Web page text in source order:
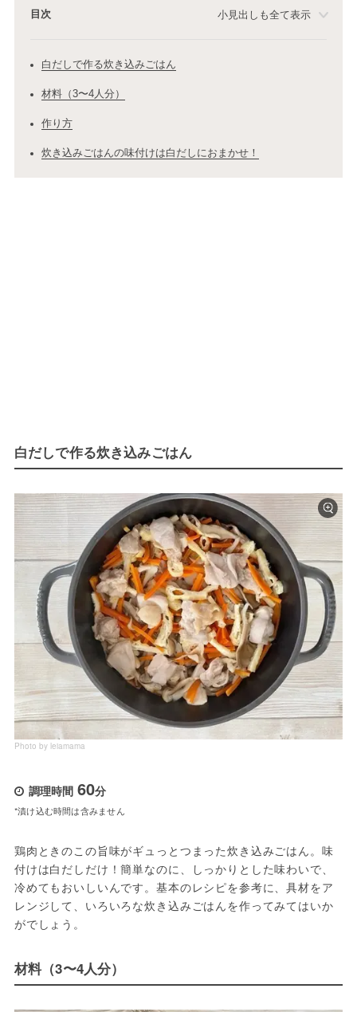
目次 小見出しも全て表示
白だしで作る炊き込みごはん
材料（3〜4人分）
作り方
炊き込みごはんの味付けは白だしにおまかせ！
白だしで作る炊き込みごはん
Photo by leiamama
調理時間 60分
*漬け込む時間は含みません
鶏肉ときのこの旨味がギュっとつまった炊き込みごはん。味
付けは白だしだけ！簡単なのに、しっかりとした味わいで、
冷めてもおいしいんです。基本のレシピを参考に、具材をア
レンジして、いろいろな炊き込みごはんを作ってみてはいか
がでしょう。
材料（3〜4人分）